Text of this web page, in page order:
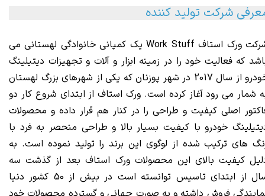
شرکت تولید کننده
ورک استاف Work Stuffیک کمپانی خانوادگی لهستانی می
که فعالیت خود را در زمینه ابزار و آلات و تجهیزات دیتیلینگ
خودرو از سال 2017 در شهر پوزنان که یکی از شهرهای بزرگ لهستان
شمار می رود آغاز کرده است. ورک استاف از ابتدای شروع کار دو
اصلی کیفیت و طراحی را در کنار هم قرار داده و محصولات
خودرو با کیفیت بسیار بالا و طراحی منحصر به فرد با
های ترکیب شده از لوگوی این برند را تولید نموده است. به
کیفیت بالای این محصولات ورک استاف بعد از گذشت سه
سال از ابتدای تاسیس توانسته است در بیش از 50 کشور دنیا